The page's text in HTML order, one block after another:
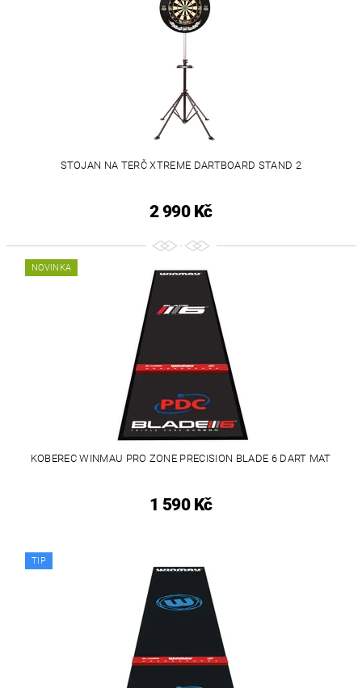
STOJAN NA TERČ XTREME DARTBOARD STAND 2
2 990 Kč
NOVINKA
KOBEREC WINMAU PRO ZONE PRECISION BLADE 6 DART MAT
1 590 Kč
TIP